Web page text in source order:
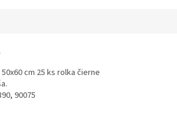
cm 25 ks rolka čierne
90075